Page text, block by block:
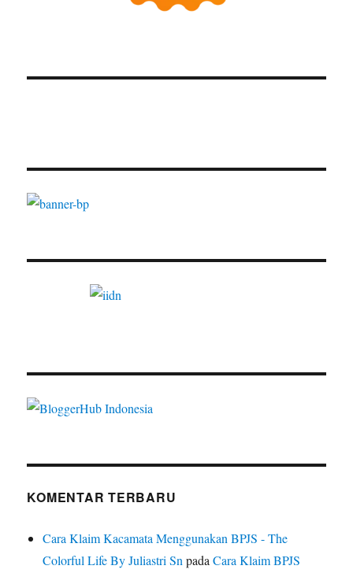
KOMENTAR TERBARU
Cara Klaim Kacamata Menggunakan BPJS - The
Colorful Life By Juliastri SnpadaCara Klaim BPJS